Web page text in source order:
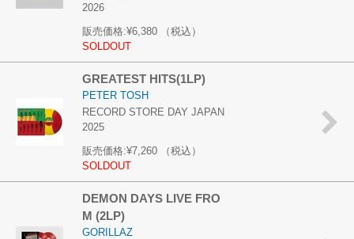
2026
販売価格:¥6,380
（税込）
SOLDOUT
GREATEST HITS(1LP)
PETER TOSH
RECORD STORE DAY JAPAN
2025
販売価格:¥7,260
（税込）
SOLDOUT
DEMON DAYS LIVE FRO
M (2LP)
GORILLAZ